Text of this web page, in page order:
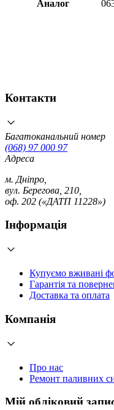
Аналог
Контакти
Багатоканальний номер
(068) 97 000 97
Адреса
м. Дніпро,
вул. Берегова, 210,
оф. 202 («ДАТП 11228»)
Інформація
Купуємо вживані
Гарантія та
Доставка та оплата
Компанія
Про нас
Ремонт паливних
Мій обліковий